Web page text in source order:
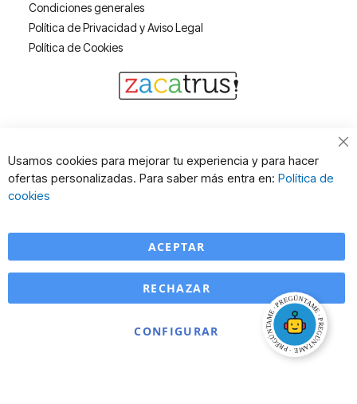
Condiciones generales
Política de Privacidad y Aviso Legal
Política de Cookies
Usamos cookies para mejorar tu experiencia y para hacer
ofertas personalizadas. Para saber más entra en: Política de
cookies
ACEPTAR
CONFIGURAR
RECHAZAR